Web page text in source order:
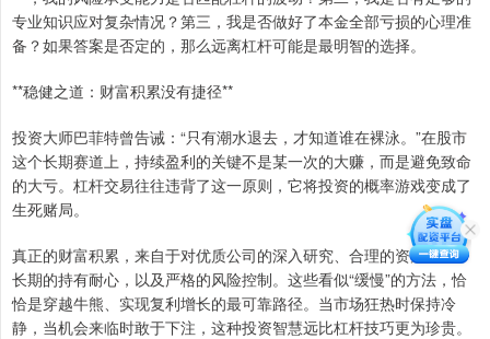
专业知识应对复杂情况？第三，我是否做好了本金全部亏损的心理准
备？如果答案是否定的，那么远离杠杆可能是最明智的选择。
**稳健之道：财富积累没有捷径**
投资大师巴菲特曾告诫：“只有潮水退去，才知道谁在裸泳。”在股市
这个长期赛道上，持续盈利的关键不是某一次的大赚，而是避免致命
的大亏。杠杆交易往往违背了这一原则，它将投资的概率游戏变成了
生死赌局。
真正的财富积累，来自于对优质公司的深入研究、合理的资产配置、
长期的持有耐心，以及严格的风险控制。这些看似“缓慢”的方法，恰
恰是穿越牛熊、实现复利增长的最可靠路径。当市场狂热时保持冷
静，当机会来临时敢于下注，这种投资智慧远比杠杆技巧更为珍贵。